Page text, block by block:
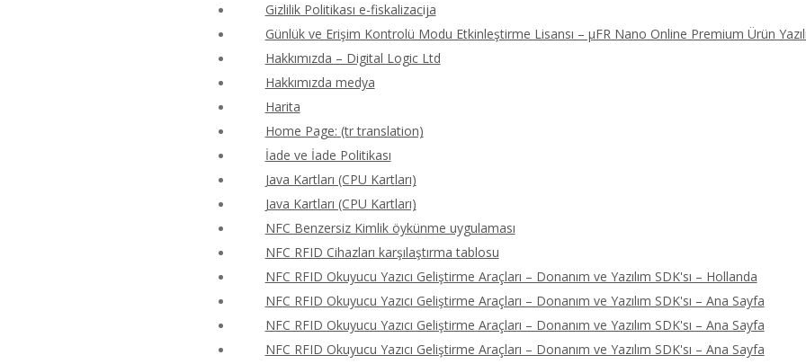
Gizlilik Politikası e-fiskalizacija
Günlük ve Erişim Kontrolü Modu Etkinleştirme Lisansı – μFR Nano Online Premium Ürün
Hakkımızda – Digital Logic Ltd
Hakkımızda medya
Harita
Home Page: (tr translation)
İade ve İade Politikası
Java Kartları (CPU Kartları)
Java Kartları (CPU Kartları)
NFC Benzersiz Kimlik öykünme uygulaması
NFC RFID Cihazları karşılaştırma tablosu
NFC RFID Okuyucu Yazıcı Geliştirme Araçları – Donanım ve Yazılım SDK'sı – Hollanda
NFC RFID Okuyucu Yazıcı Geliştirme Araçları – Donanım ve Yazılım SDK'sı – Ana Sayfa
NFC RFID Okuyucu Yazıcı Geliştirme Araçları – Donanım ve Yazılım SDK'sı – Ana Sayfa
NFC RFID Okuyucu Yazıcı Geliştirme Araçları – Donanım ve Yazılım SDK'sı – Ana Sayfa